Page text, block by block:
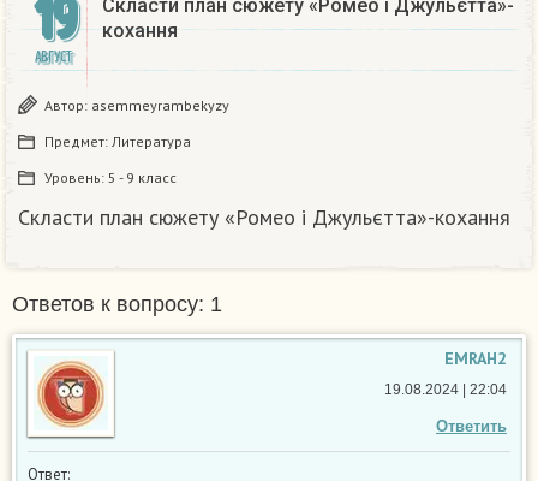
19
АВГУСТ
Скласти план сюжету «Ромео і Джульєтта»-
кохання
Автор: asemmeyrambekyzy
Предмет: Литература
Уровень: 5 - 9 класс
Скласти план сюжету «Ромео і Джульєтта»-кохання
Ответов к вопросу: 1
EMRAH2
Ответить
19.08.2024 | 22:04
Ответ: